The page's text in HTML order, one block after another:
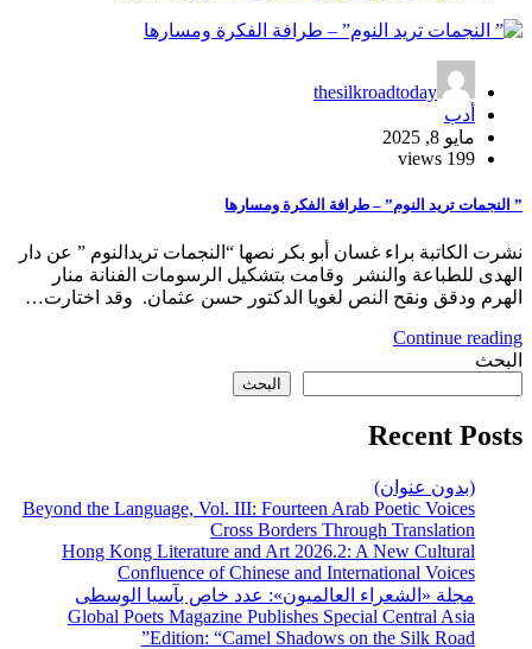
thesilkroadtoday
أدب
مايو 8, 2025
199 views
” النجمات تريد النوم” – طرافة الفكرة ومسارها
نشرت الكاتبة براء غسان أبو بكر نصها “النجمات تريدالنوم ” عن دار
الهدى للطباعة والنشر وقامت بتشكيل الرسومات الفنانة منار
الهرم ودقق ونقح النص لغويا الدكتور حسن عثمان. وقد اختارت…
Continue reading
البحث
البحث
Recent Posts
(بدون عنوان)
Beyond the Language, Vol. III: Fourteen Arab Poetic Voices
Cross Borders Through Translation
Hong Kong Literature and Art 2026.2: A New Cultural
Confluence of Chinese and International Voices
مجلة «الشعراء العالميون»: عدد خاص بآسيا الوسطى
Global Poets Magazine Publishes Special Central Asia
Edition: “Camel Shadows on the Silk Road”